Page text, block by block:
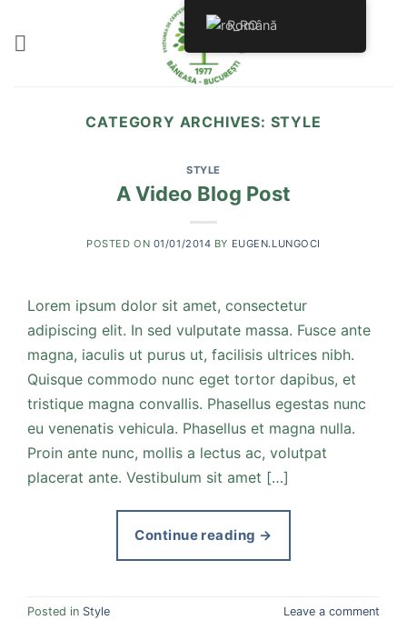
content
CATEGORY ARCHIVES: STYLE
STYLE
A Video Blog Post
POSTED ON 01/01/2014 BY EUGEN.LUNGOCI
Lorem ipsum dolor sit amet, consectetur
adipiscing elit. In sed vulputate massa. Fusce ante
magna, iaculis ut purus ut, facilisis ultrices nibh.
Quisque commodo nunc eget tortor dapibus, et
tristique magna convallis. Phasellus egestas nunc
eu venenatis vehicula. Phasellus et magna nulla.
Proin ante nunc, mollis a lectus ac, volutpat
placerat ante. Vestibulum sit amet […]
Continue reading →
Posted in Style Leave a comment
Română